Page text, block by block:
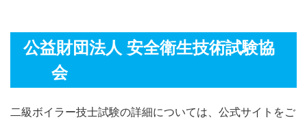
公益財団法人 安全衛生技術試験協
会
二級ボイラー技士試験の詳細については、公式サイトをご